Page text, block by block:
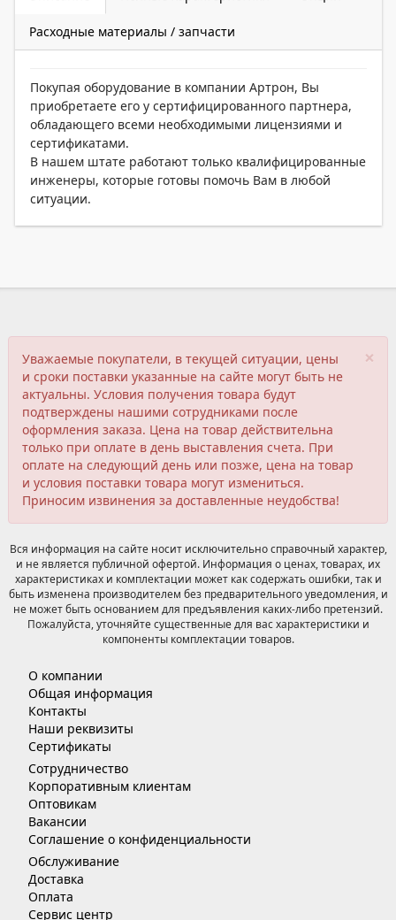
Расходные материалы / запчасти
Покупая оборудование в компании Артрон, Вы
приобретаете его у сертифицированного партнера,
обладающего всеми необходимыми лицензиями и
сертификатами.
В нашем штате работают только квалифицированные
инженеры, которые готовы помочь Вам в любой
ситуации.
×
Уважаемые покупатели, в текущей ситуации, цены
и сроки поставки указанные на сайте могут быть не
актуальны. Условия получения товара будут
подтверждены нашими сотрудниками после
оформления заказа. Цена на товар действительна
только при оплате в день выставления счета. При
оплате на следующий день или позже, цена на товар
и условия поставки товара могут измениться.
Приносим извинения за доставленные неудобства!
Вся информация на сайте носит исключительно справочный характер,
и не является публичной офертой. Информация о ценах, товарах, их
характеристиках и комплектации может как содержать ошибки, так и
быть изменена производителем без предварительного уведомления, и
не может быть основанием для предъявления каких-либо претензий.
Пожалуйста, уточняйте существенные для вас характеристики и
компоненты комплектации товаров.
О компании
Общая информация
Контакты
Наши реквизиты
Сертификаты
Сотрудничество
Корпоративным клиентам
Оптовикам
Вакансии
Соглашение о конфиденциальности
Обслуживание
Доставка
Оплата
Сервис центр